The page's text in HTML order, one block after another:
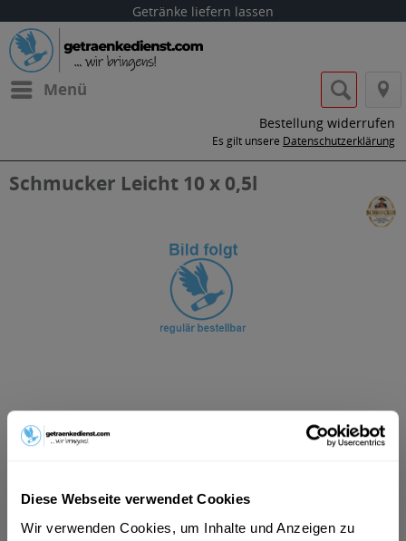
Diese Webseite verwendet Cookies
Wir verwenden Cookies, um Inhalte und Anzeigen zu
Getränke liefern lassen
Menü
Bestellung widerrufen
Es gilt unsere Datenschutzerklärung
Schmucker Leicht 10 x 0,5l
ab 10,49 € *
inkl. MwSt.ggf. zzgl. Erschwerniszuschlag